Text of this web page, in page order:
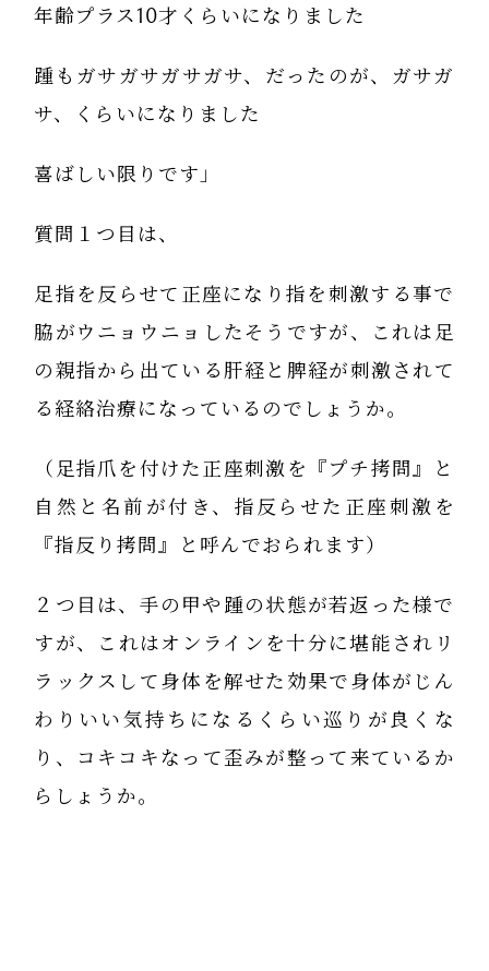
年齢プラス10才くらいになりました
踵もガサガサガサガサ、だったのが、ガサガ
サ、くらいになりました
喜ばしい限りです」
質問１つ目は、
足指を反らせて正座になり指を刺激する事で
脇がウニョウニョしたそうですが、これは足
の親指から出ている肝経と脾経が刺激されて
る経絡治療になっているのでしょうか。
（足指爪を付けた正座刺激を『プチ拷問』と
自然と名前が付き、指反らせた正座刺激を
『指反り拷問』と呼んでおられます）
２つ目は、手の甲や踵の状態が若返った様で
すが、これはオンラインを十分に堪能されリ
ラックスして身体を解せた効果で身体がじん
わりいい気持ちになるくらい巡りが良くな
り、コキコキなって歪みが整って来ているか
らしょうか。